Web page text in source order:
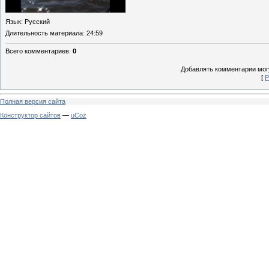
Язык: Русский
Длительность материала: 24:59
Всего комментариев: 0
Добавлять комментарии
[
Полная версия сайта
Конструктор сайтов — uCoz